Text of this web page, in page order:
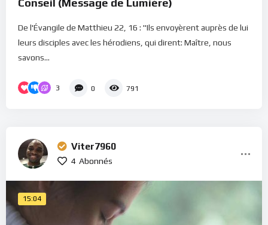
De l'Évangile de Matthieu 22, 16 : "Ils envoyèrent auprès de lui
leurs disciples avec les hérodiens, qui dirent: Maître, nous
savons...
3 0 791
Viter7960
4 Abonnés
15:04